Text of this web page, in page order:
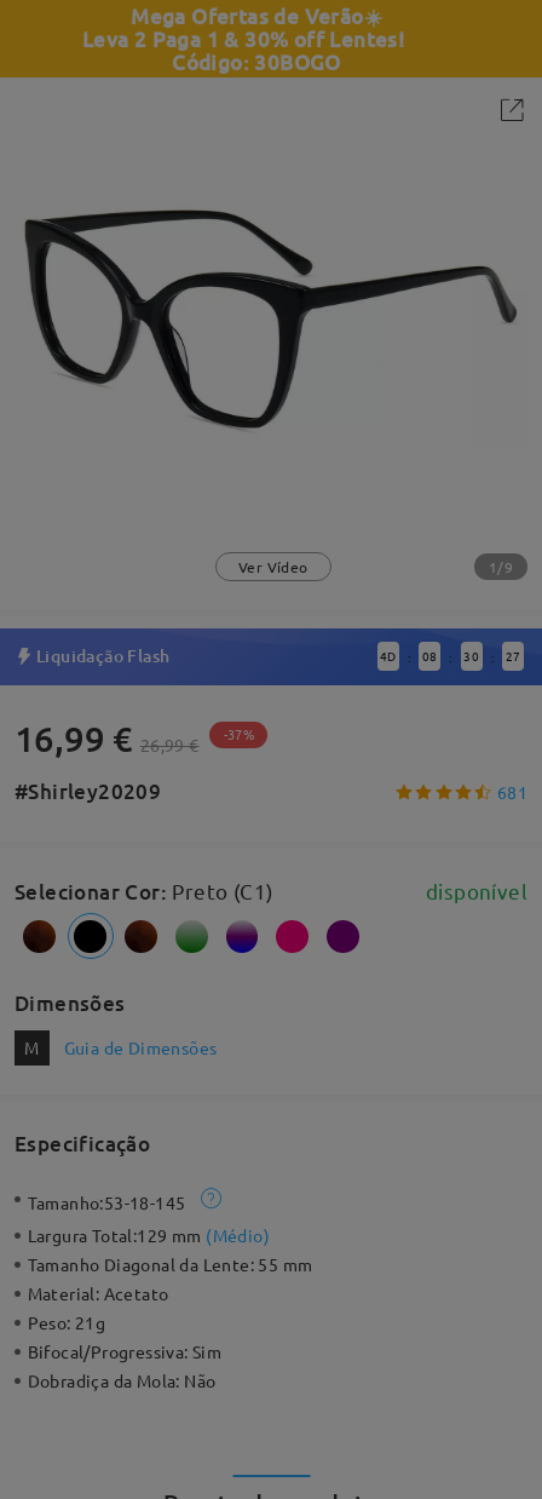
Mega Ofertas de Verão☀️
Leva 2 Paga 1 & 30% off Lentes!
Código: 30BOGO
Ver Vídeo 1/9
Liquidação Flash 4D : 08 : 30 : 27
16,99 € 26,99 € -37%
#Shirley20209 681
Selecionar Cor: Preto (C1) disponível
Dimensões
M Guia de Dimensões
Especificação
Tamanho:53-18-145
Largura Total:129 mm (Médio)
Tamanho Diagonal da Lente: 55 mm
Material: Acetato
Peso: 21g
Bifocal/Progressiva:Sim
Dobradiça da Mola: Não